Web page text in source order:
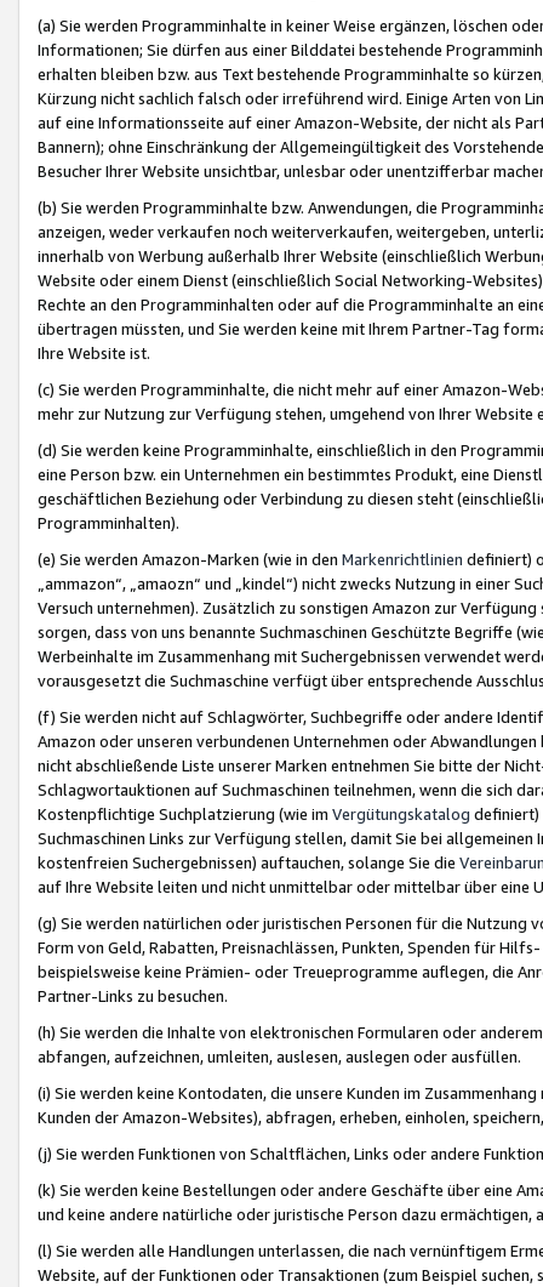
(a) Sie werden Programminhalte in keiner Weise ergänzen, löschen
Informationen; Sie dürfen aus einer Bilddatei bestehende
erhalten bleiben bzw. aus Text bestehende Programminhalte so
Kürzung nicht sachlich falsch oder irreführend wird. Einige Arten von
auf eine Informationsseite auf einer Amazon-Website, der nicht als
Bannern); ohne Einschränkung der Allgemeingültigkeit des
Besucher Ihrer Website unsichtbar, unlesbar oder unentzifferbar
(b) Sie werden Programminhalte bzw. Anwendungen, die
anzeigen, weder verkaufen noch weiterverkaufen, weitergeben,
innerhalb von Werbung außerhalb Ihrer Website (einschließlich
Website oder einem Dienst (einschließlich Social Networking-
Rechte an den Programminhalten oder auf die Programminhalte an
übertragen müssten, und Sie werden keine mit Ihrem Partner-Tag
Ihre Website ist.
(c) Sie werden Programminhalte, die nicht mehr auf einer Amazon-
mehr zur Nutzung zur Verfügung stehen, umgehend von Ihrer
(d) Sie werden keine Programminhalte, einschließlich in den
eine Person bzw. ein Unternehmen ein bestimmtes Produkt, eine
geschäftlichen Beziehung oder Verbindung zu diesen steht
Programminhalten).
(e) Sie werden Amazon-Marken (wie in den Markenrichtlinien definiert)
„ammazon“, „amaozn“ und „kindel“) nicht zwecks Nutzung in einer
Versuch unternehmen). Zusätzlich zu sonstigen Amazon zur
sorgen, dass von uns benannte Suchmaschinen Geschützte Begriffe
Werbeinhalte im Zusammenhang mit Suchergebnissen verwendet
vorausgesetzt die Suchmaschine verfügt über entsprechende
(f) Sie werden nicht auf Schlagwörter, Suchbegriffe oder andere
Amazon oder unseren verbundenen Unternehmen oder
nicht abschließende Liste unserer Marken entnehmen Sie bitte der
Schlagwortauktionen auf Suchmaschinen teilnehmen, wenn die sich
Kostenpflichtige Suchplatzierung (wie im Vergütungskatalog definiert)
Suchmaschinen Links zur Verfügung stellen, damit Sie bei
kostenfreien Suchergebnissen) auftauchen, solange Sie die
auf Ihre Website leiten und nicht unmittelbar oder mittelbar über eine
(g) Sie werden natürlichen oder juristischen Personen für die Nutzung
Form von Geld, Rabatten, Preisnachlässen, Punkten, Spenden für
beispielsweise keine Prämien- oder Treueprogramme auflegen, die
Partner-Links zu besuchen.
(h) Sie werden die Inhalte von elektronischen Formularen oder
abfangen, aufzeichnen, umleiten, auslesen, auslegen oder ausfüllen.
(i) Sie werden keine Kontodaten, die unsere Kunden im
Kunden der Amazon-Websites), abfragen, erheben, einholen,
(j) Sie werden Funktionen von Schaltflächen, Links oder andere
(k) Sie werden keine Bestellungen oder andere Geschäfte über eine
und keine andere natürliche oder juristische Person dazu
(l) Sie werden alle Handlungen unterlassen, die nach vernünftigem
Website, auf der Funktionen oder Transaktionen (zum Beispiel